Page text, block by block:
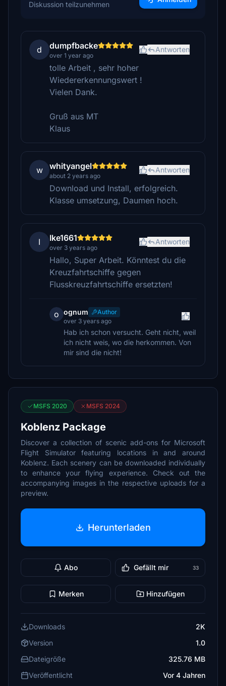
Diskussion teilzunehmen
d dumpfbacke
over 1 year ago
Antworten
tolle Arbeit , sehr hoher
Wiedererkennungswert !
Vielen Dank.
Gruß aus MT
Klaus
w whityangel
about 2 years ago
Antworten
Download und Install, erfolgreich.
Klasse umsetzung, Daumen hoch.
I Ike1661
over 3 years ago
Antworten
Hallo, Super Arbeit. Könntest du die
Kreuzfahrtschiffe gegen
Flusskreuzfahrtschiffe ersetzten!
o ognum
Author
over 3 years ago
Hab ich schon versucht. Geht nicht, weil
ich nicht weis, wo die herkommen. Von
mir sind die nicht!
MSFS 2020 MSFS 2024
Koblenz Package
Discover a collection of scenic add-ons for Microsoft
Flight Simulator featuring locations in and around
Koblenz. Each scenery can be downloaded individually
to enhance your flying experience. Check out the
accompanying images in the respective uploads for a
preview.
Herunterladen
Abo Gefällt mir 33
Merken Hinzufügen
Downloads
2K
Version
1.0
Dateigröße
325.76 MB
Veröffentlicht
Vor 4 Jahren